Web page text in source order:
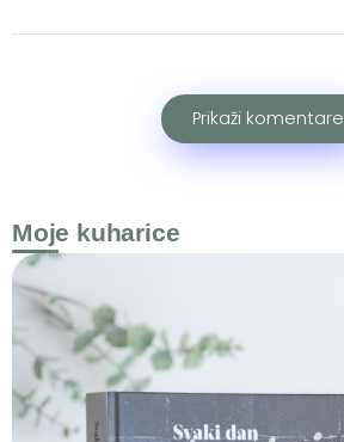
Prikaži komentare
Moje kuharice